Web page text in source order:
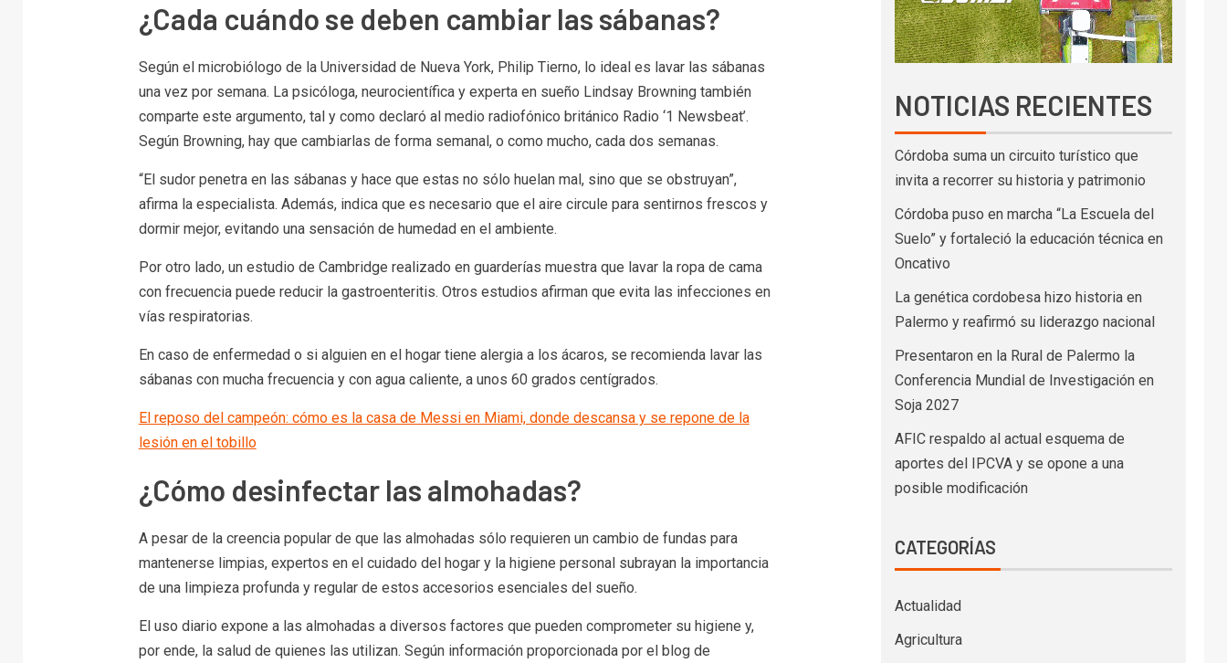
¿Cada cuándo se deben cambiar las sábanas?
Según el microbiólogo de la Universidad de Nueva York, Philip Tierno, lo ideal es lavar las sábanas
una vez por semana. La psicóloga, neurocientífica y experta en sueño Lindsay Browning también
comparte este argumento, tal y como declaró al medio radiofónico británico Radio ‘1 Newsbeat’.
Según Browning, hay que cambiarlas de forma semanal, o como mucho, cada dos semanas.
“El sudor penetra en las sábanas y hace que estas no sólo huelan mal, sino que se obstruyan”,
afirma la especialista. Además, indica que es necesario que el aire circule para sentirnos frescos y
dormir mejor, evitando una sensación de humedad en el ambiente.
Por otro lado, un estudio de Cambridge realizado en guarderías muestra que lavar la ropa de cama
con frecuencia puede reducir la gastroenteritis. Otros estudios afirman que evita las infecciones en
vías respiratorias.
En caso de enfermedad o si alguien en el hogar tiene alergia a los ácaros, se recomienda lavar las
sábanas con mucha frecuencia y con agua caliente, a unos 60 grados centígrados.
El reposo del campeón: cómo es la casa de Messi en Miami, donde descansa y se repone de la
lesión en el tobillo
¿Cómo desinfectar las almohadas?
A pesar de la creencia popular de que las almohadas sólo requieren un cambio de fundas para
mantenerse limpias, expertos en el cuidado del hogar y la higiene personal subrayan la importancia
de una limpieza profunda y regular de estos accesorios esenciales del sueño.
El uso diario expone a las almohadas a diversos factores que pueden comprometer su higiene y,
por ende, la salud de quienes las utilizan. Según información proporcionada por el blog de
NOTICIAS RECIENTES
Córdoba suma un circuito turístico que
invita a recorrer su historia y patrimonio
Córdoba puso en marcha “La Escuela del
Suelo” y fortaleció la educación técnica en
Oncativo
La genética cordobesa hizo historia en
Palermo y reafirmó su liderazgo nacional
Presentaron en la Rural de Palermo la
Conferencia Mundial de Investigación en
Soja 2027
AFIC respaldo al actual esquema de
aportes del IPCVA y se opone a una
posible modificación
CATEGORÍAS
Actualidad
Agricultura